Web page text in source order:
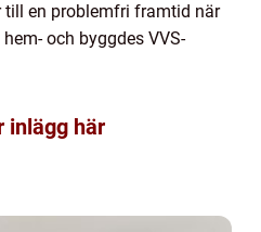
till en problemfri framtid när
och byggdes VVS-
inlägg här